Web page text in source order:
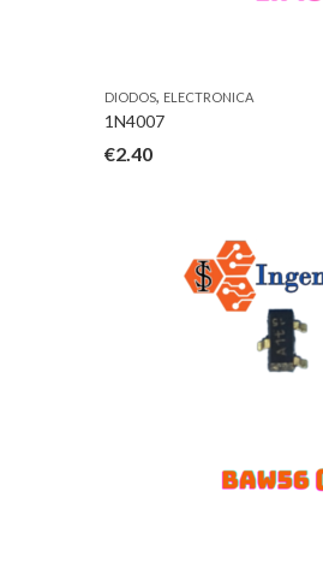
DIODOS, ELECTRONICA
1N4007
€2.40